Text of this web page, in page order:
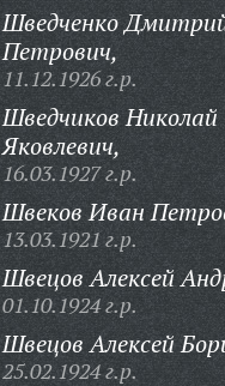
Шведченко
Петрович,
11.12.1926 г.р.
Шведчиков Николай
Яковлевич,
16.03.1927 г.р.
Швеков Иван
13.03.1921 г.р.
Швецов Алексей
01.10.1924 г.р.
Швецов Алексей
25.02.1924 г.р.